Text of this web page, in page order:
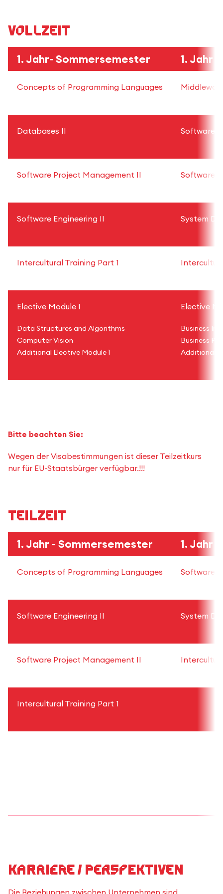
Vollzeit
1. Jahr- Sommersemester 1. Jahr -
Concepts of Programming Languages
Databases II Software
Software Project Management II Software
Software Engineering II System
Intercultural Training Part 1
Elective Module I
Data Structures and Algorithms
Computer Vision
Additional Elective Module 1
Elective
Business
Business
Additional
Bitte beachten Sie:
Wegen der Visabestimmungen ist dieser Teilzeitkurs
nur für EU-Staatsbürger verfügbar.!!!
Teilzeit
1. Jahr - Sommersemester 1. Jahr -
Concepts of Programming Languages Software
Software Engineering II System
Software Project Management II
Intercultural Training Part 1
Karriere / Perspektiven
Die Beziehungen zwischen Unternehmen sind